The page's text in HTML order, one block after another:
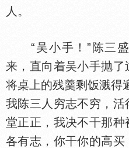
人。
“吴小手！”陈三盛
来，直向着吴小手抛了
将桌上的残羹剩饭溅得
我陈三人穷志不穷，
堂正正，我决不干那种
各有志，你干你的高